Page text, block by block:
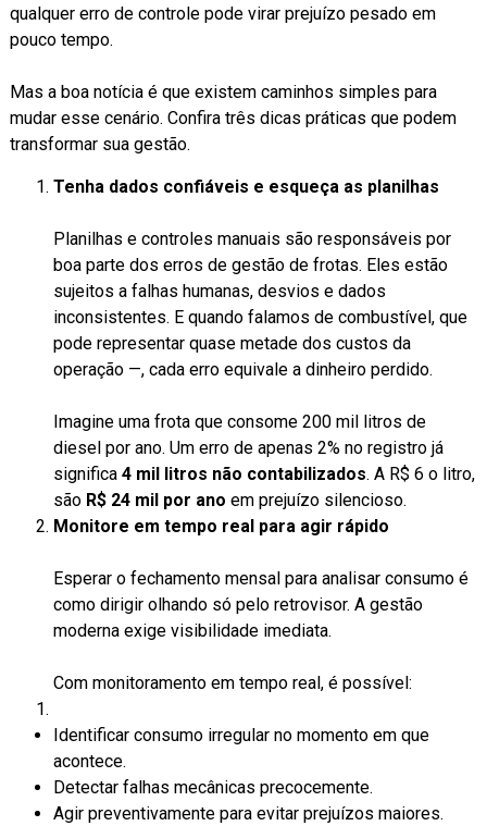
qualquer erro de controle pode virar prejuízo pesado em
pouco tempo.
Mas a boa notícia é que existem caminhos simples para
mudar esse cenário. Confira três dicas práticas que podem
transformar sua gestão.
Tenha dados confiáveis e esqueça as planilhas
Planilhas e controles manuais são responsáveis por
boa parte dos erros de gestão de frotas. Eles estão
sujeitos a falhas humanas, desvios e dados
inconsistentes. E quando falamos de combustível, que
pode representar quase metade dos custos da
operação —, cada erro equivale a dinheiro perdido.
Imagine uma frota que consome 200 mil litros de
diesel por ano. Um erro de apenas 2% no registro já
significa 4 mil litros não contabilizados. A R$ 6 o litro,
são R$ 24 mil por ano em prejuízo silencioso.
Monitore em tempo real para agir rápido
Esperar o fechamento mensal para analisar consumo é
como dirigir olhando só pelo retrovisor. A gestão
moderna exige visibilidade imediata.
Com monitoramento em tempo real, é possível:
Identificar consumo irregular no momento em que
acontece.
Detectar falhas mecânicas precocemente.
Agir preventivamente para evitar prejuízos maiores.